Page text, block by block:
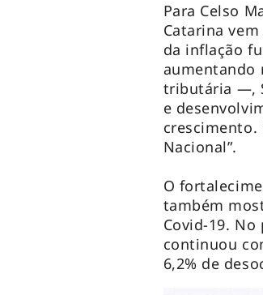
Para Celso
Catarina
da inflação
tributária —,
e
crescimento.
Nacional”.
O
também
Covid-19.
continuou
6,2% de